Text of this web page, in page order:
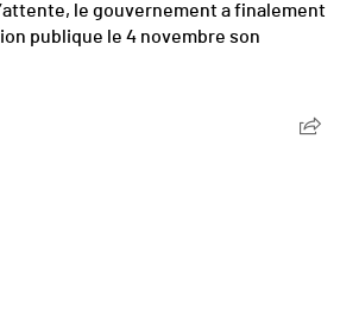
le gouvernement a finalement
publique le 4 novembre son